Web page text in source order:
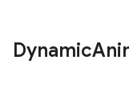
Dynamic